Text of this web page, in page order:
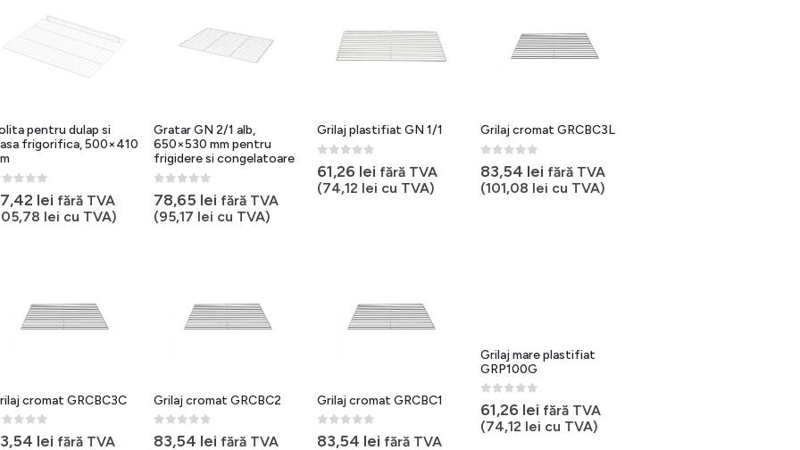
pentru dulap si
frigorifica, 500×410
lei fără TVA
lei cu TVA)
Gratar GN 2/1 alb,
650×530 mm pentru
frigidere si congelatoare
78,65 lei fără TVA
(95,17 lei cu TVA)
Grilaj plastifiat GN 1/1
61,26 lei fără TVA
(74,12 lei cu TVA)
Grilaj cromat GRCBC3L
83,54 lei fără TVA
(101,08 lei cu TVA)
cromat GRCBC3C
of 5lei fără TVA
Grilaj cromat GRCBC2
0out of 5
83,54 lei fără TVA
Grilaj cromat GRCBC1
0out of 5
83,54 lei fără TVA
Grilaj mare plastifiat
GRP100G
0out of 5
61,26 lei fără TVA
(74,12 lei cu TVA)